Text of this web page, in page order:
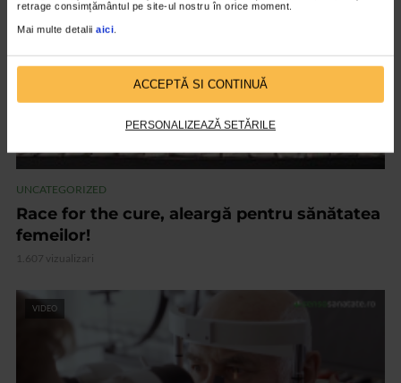
retrage consimțământul pe site-ul nostru în orice moment.
Mai multe detalii aici
ACCEPTĂ SI CONTINUĂ
PERSONALIZEAZĂ SETĂRILE
UNCATEGORIZED
Race for the cure, aleargă pentru sănătatea
femeilor!
1.607 vizualizari
VIDEO